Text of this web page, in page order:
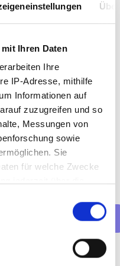
Ihren Daten
Ihre
IP-Adresse, mithilfe
Informationen auf
zuzugreifen und so
Messungen von
sowie
Sie
für welche Zwecke
Lage
möchtest
(online)
(persönlich)